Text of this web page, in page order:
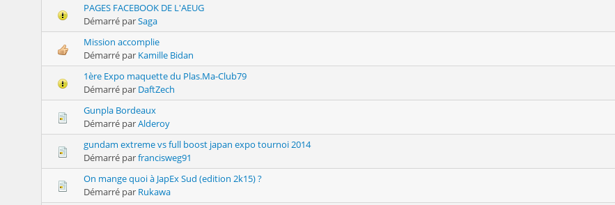
PAGES FACEBOOK DE L'AEUG
Démarré parSaga
Mission accomplie
Démarré par Kamille Bidan
1ère Expo maquette du Plas.Ma-Club79
Démarré par DaftZech
Gunpla Bordeaux
Démarré parAlderoy
gundam extreme vs full boost japan expo tournoi 2014
Démarré parfrancisweg91
On mange quoi à JapEx Sud (edition 2k15) ?
Démarré par Rukawa